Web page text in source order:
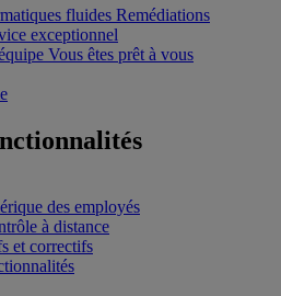
fluides Remédiations
exceptionnel
Vous êtes prêt à vous
des employés
à distance
et correctifs